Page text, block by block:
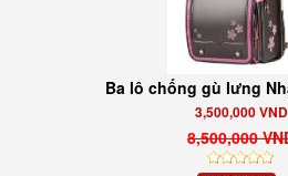
Ba lô chống gù lưng
3,500,000 VND
8,500,000